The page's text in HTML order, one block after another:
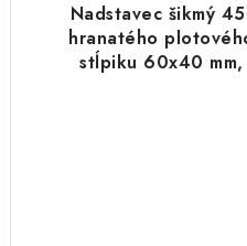
Nadstavec šikmý
hranatého
stĺpiku 60x40 mm,